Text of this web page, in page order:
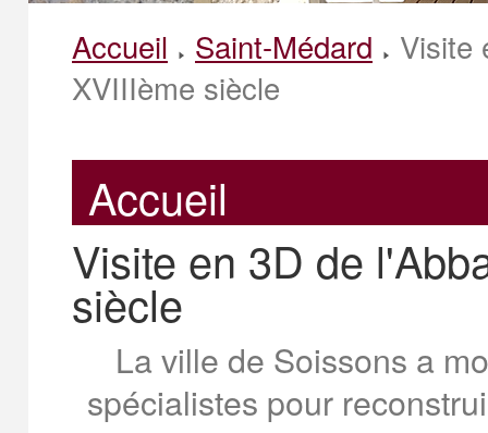
Accueil Saint-Médard
Visite
XVIIIème siècle
Accueil
Visite en 3D de
siècle
La ville de Soissons a
spécialistes pour